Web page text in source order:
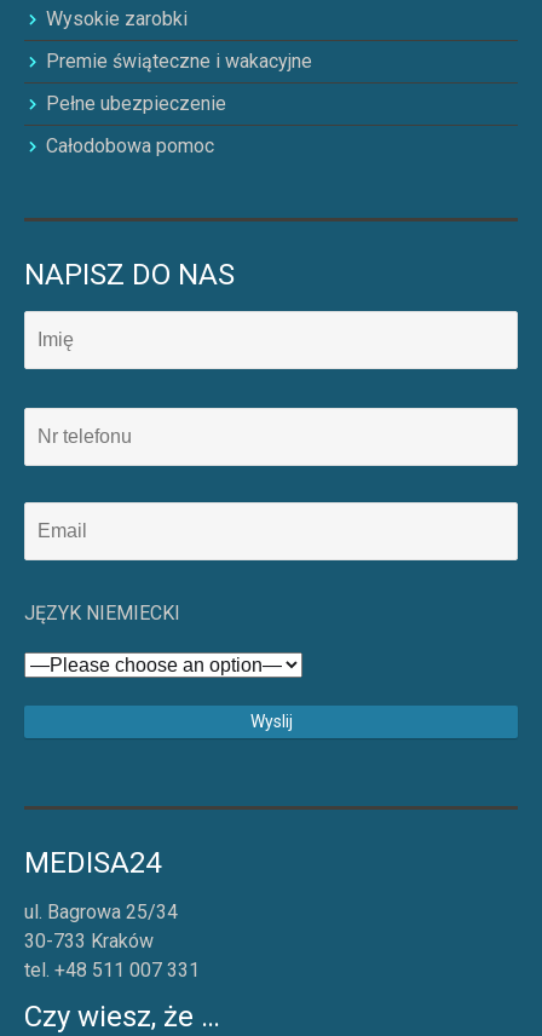
Wysokie zarobki
Premie świąteczne i wakacyjne
Pełne ubezpieczenie
Całodobowa pomoc
NAPISZ DO NAS
JĘZYK NIEMIECKI
MEDISA24
ul. Bagrowa 25/34
30-733 Kraków
tel. +48 511 007 331
Czy wiesz, że …